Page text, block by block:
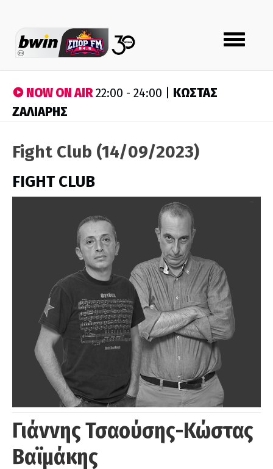
Toggle
navigation
NOW ON AIR22:00 - 24:00 | ΚΩΣΤΑΣ
ΖΑΛΙΑΡΗΣ
Fight Club (14/09/2023)
FIGHT CLUB
Γιάννης Τσαούσης-Κώστας
Βαϊμάκης